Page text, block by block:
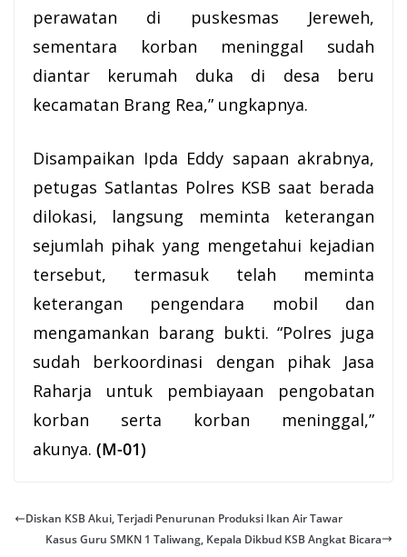
perawatan di puskesmas Jereweh,
sementara korban meninggal sudah
diantar kerumah duka di desa beru
kecamatan Brang Rea,” ungkapnya.
Disampaikan Ipda Eddy sapaan akrabnya,
petugas Satlantas Polres KSB saat berada
dilokasi, langsung meminta keterangan
sejumlah pihak yang mengetahui kejadian
tersebut, termasuk telah meminta
keterangan pengendara mobil dan
mengamankan barang bukti. “Polres juga
sudah berkoordinasi dengan pihak Jasa
Raharja untuk pembiayaan pengobatan
korban serta korban meninggal,”
akunya. (M-01)
Diskan KSB Akui, Terjadi Penurunan Produksi Ikan Air Tawar
Kasus Guru SMKN 1 Taliwang, Kepala Dikbud KSB Angkat Bicara